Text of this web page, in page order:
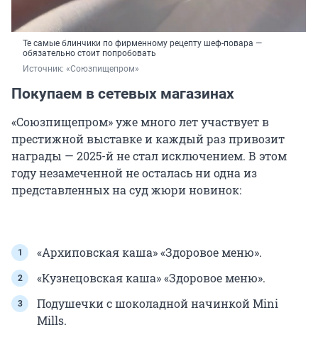
Те самые блинчики по фирменному рецепту шеф-повара —
обязательно стоит попробовать
Источник: «Союзпищепром»
Покупаем в сетевых магазинах
«Союзпищепром» уже много лет участвует в
престижной выставке и каждый раз привозит
награды — 2025-й не стал исключением. В этом
году незамеченной не осталась ни одна из
представленных на суд жюри новинок:
«Архиповская каша» «Здоровое меню».
«Кузнецовская каша» «Здоровое меню».
Подушечки с шоколадной начинкой Mini
Mills.